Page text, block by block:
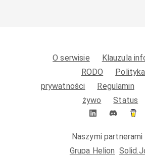
O serwisie
Klauzula
RODO
Polityka
prywatności
Regulamin
żywo
Status
Naszymi partnerami
Grupa Helion